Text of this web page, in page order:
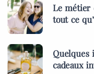
Le métier
tout ce
Quelques
cadeaux